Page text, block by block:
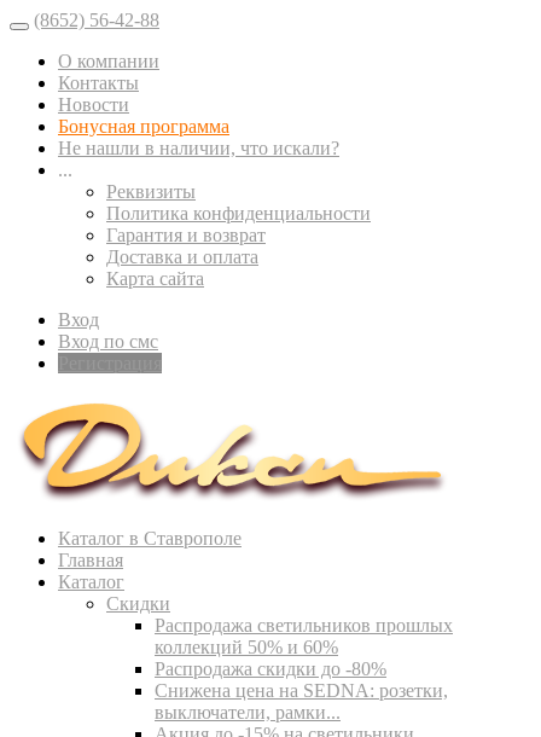
(8652) 56-42-88
О компании
Контакты
Новости
Бонусная программа
Не нашли в наличии, что искали?
...
Реквизиты
Политика конфиденциальности
Гарантия и возврат
Доставка и оплата
Карта сайта
Вход
Вход по смс
Каталог в Ставрополе
Главная
Каталог
Скидки
Распродажа светильников прошлых
коллекций 50% и 60%
Распродажа скидки до -80%
Cнижена цена на SEDNA: розетки,
выключатели, рамки...